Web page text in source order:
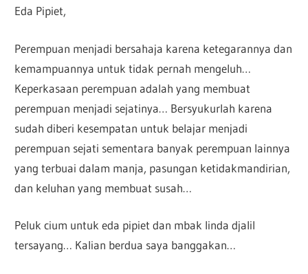
Eda Pipiet,
Perempuan menjadi bersahaja karena ketegarannya dan
kemampuannya untuk tidak pernah mengeluh…
Keperkasaan perempuan adalah yang membuat
perempuan menjadi sejatinya… Bersyukurlah karena
sudah diberi kesempatan untuk belajar menjadi
perempuan sejati sementara banyak perempuan lainnya
yang terbuai dalam manja, pasungan ketidakmandirian,
dan keluhan yang membuat susah…
Peluk cium untuk eda pipiet dan mbak linda djalil
tersayang… Kalian berdua saya banggakan…